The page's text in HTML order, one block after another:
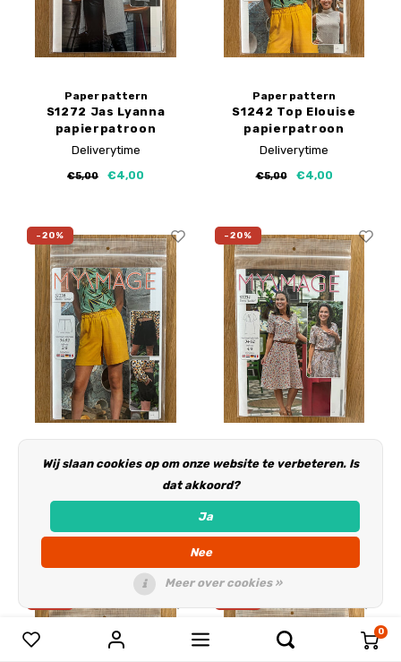
0
Paper pattern
S1272 Jas Lyanna
papierpatroon
Deliverytime
€5,00 €4,00
Paper pattern
S1242 Top Elouise
papierpatroon
Deliverytime
€5,00 €4,00
-20%
Paper pattern
S1239 Shorts Tonia
€4,00
-20%
Paper pattern
S1234 Jurk Jackie
€4,00
Vergelijk producten 0
Wij slaan cookies op om onze website te verbeteren. Is
dat akkoord?
Ja
Nee
Meer over cookies »